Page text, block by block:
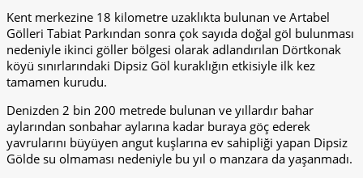
Kent merkezine 18 kilometre uzaklıkta bulunan ve Artabel
Gölleri Tabiat Parkından sonra çok sayıda doğal göl bulunması
nedeniyle ikinci göller bölgesi olarak adlandırılan Dörtkonak
köyü sınırlarındaki Dipsiz Göl kuraklığın etkisiyle ilk kez
tamamen kurudu.
Denizden 2 bin 200 metrede bulunan ve yıllardır bahar
aylarından sonbahar aylarına kadar buraya göç ederek
yavrularını büyüyen angut kuşlarına ev sahipliği yapan Dipsiz
Gölde su olmaması nedeniyle bu yıl o manzara da yaşanmadı.